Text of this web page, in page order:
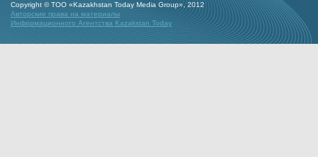
Copyright © ТОО «Kazakhstan Today Media Group», 2012
Авторские права на материалы
Информационного Агентства Kazakstan Today